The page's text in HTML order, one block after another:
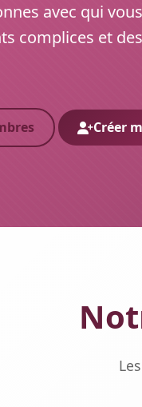
avec qui
complices et
Créer